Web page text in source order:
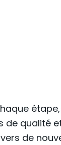
de qualité
de